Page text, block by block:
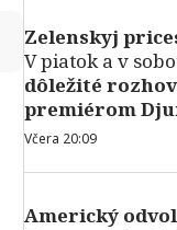
Zelenskyj
V piatok a v
dôležité
premiérom
Včera 20:09
Americký